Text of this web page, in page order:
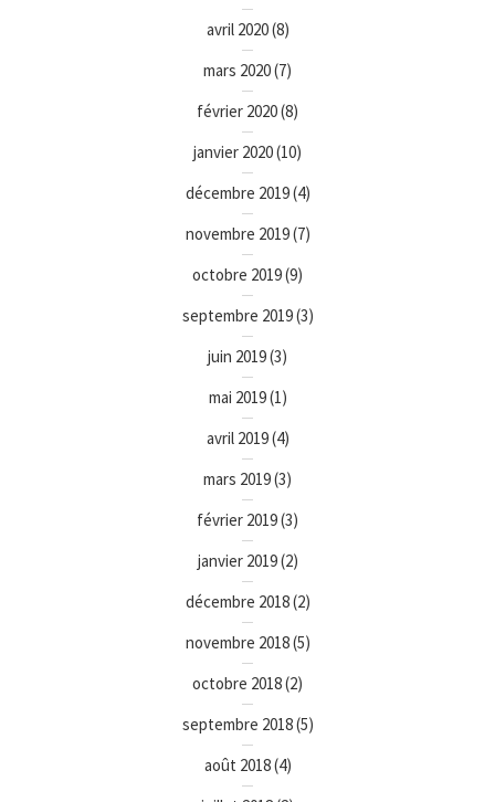
avril 2020(8)
mars 2020(7)
février 2020(8)
janvier 2020(10)
décembre 2019(4)
novembre 2019(7)
octobre 2019(9)
septembre 2019(3)
juin 2019(3)
mai 2019(1)
avril 2019(4)
mars 2019(3)
février 2019(3)
janvier 2019(2)
décembre 2018(2)
novembre 2018(5)
octobre 2018(2)
septembre 2018(5)
août 2018(4)